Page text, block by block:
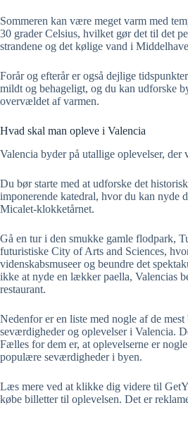
Sommeren kan være meget varm med
30 grader Celsius, hvilket gør det til det
strandene og det kølige vand i
Forår og efterår er også dejlige
mildt og behageligt, og du kan udforske
overvældet af varmen.
Hvad skal man opleve i Valencia
Valencia byder på utallige oplevelser, der
Du bør starte med at udforske det
imponerende katedral, hvor du kan nyde
Micalet-klokketårnet.
Gå en tur i den smukke gamle flodpark,
futuristiske City of Arts and Sciences,
videnskabsmuseer og beundre det
ikke at nyde en lækker paella, Valencias
restaurant.
Nedenfor er en liste med nogle af de
seværdigheder og oplevelser i Valencia.
Fælles for dem er, at oplevelserne er
populære seværdigheder i byen.
Læs mere ved at klikke dig videre til
købe billetter til oplevelsen. Det er